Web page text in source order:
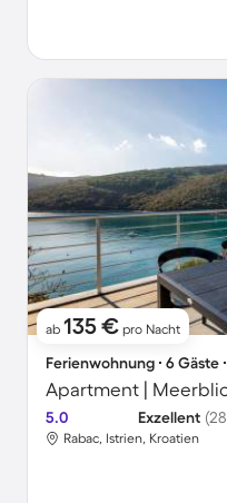
ab 135 € pro Nacht
Ferienwohnung ∙ 6 Gäste
Apartment |
5.0 Exzellent
Rabac, Istrien, Kroatien